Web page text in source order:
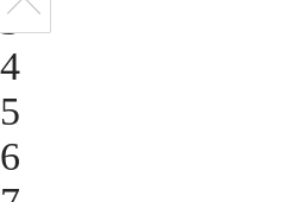
3
4
5
6